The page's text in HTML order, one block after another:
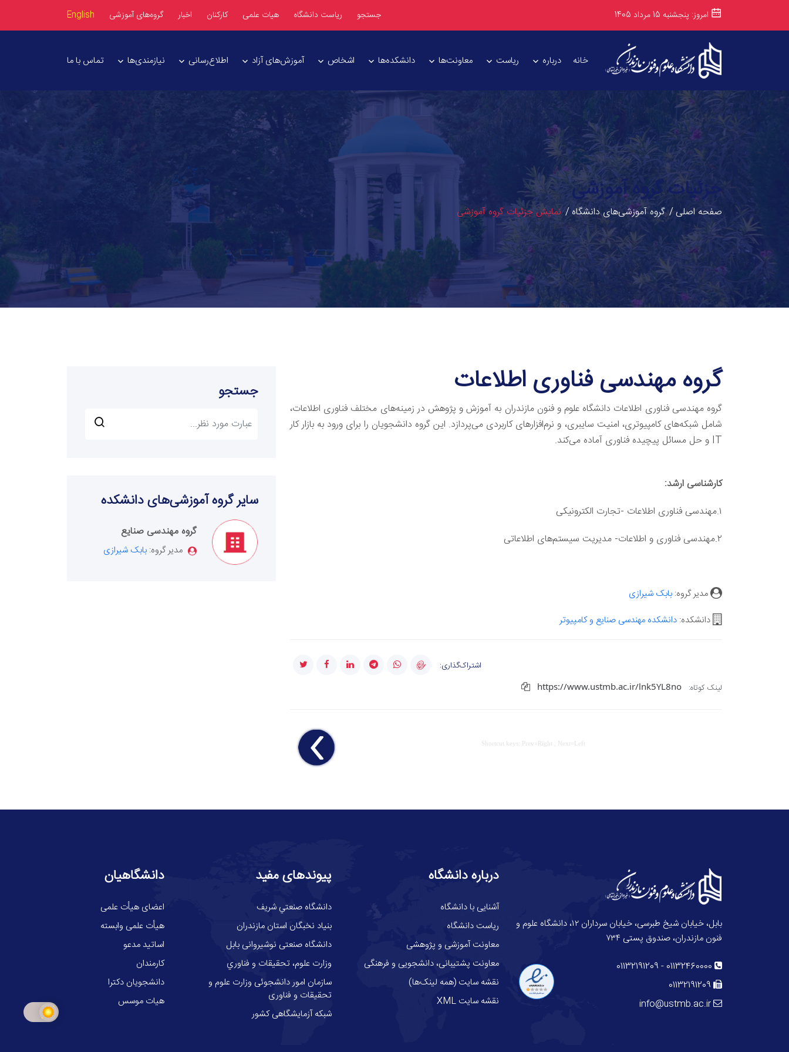
امروز: پنجشنبه 15 مرداد 1405 جستجو ریاست دانشگاه هیات علمی کارکنان اخبار گروه‌های آموزشی English
خانه درباره ریاست معاونت‌ها دانشکده‌ها اشخاص آموزش‌های آزاد اطلاع‌رسانی نیازمندی‌ها تماس با ما
جزئیات گروه آموزشی
صفحه اصلی گروه آموزشی‌های دانشگاه نمایش جزئیات گروه آموزشی
گروه مهندسی فناوری اطلاعات
گروه مهندسی فناوری اطلاعات دانشگاه علوم و فنون مازندران به آموزش و پژوهش در زمینه‌های مختلف فناوری اطلاعات،
شامل شبکه‌های کامپیوتری، امنیت سایبری، و نرم‌افزارهای کاربردی می‌پردازد. این گروه دانشجویان را برای ورود به بازار کار
IT و حل مسائل پیچیده فناوری آماده می‌کند.
کارشناسی ارشد:
۱.مهندسی فناوری اطلاعات -تجارت الکترونیکی
۲.مهندسی فناوری و اطلاعات- مدیریت سیستم‌های اطلاعاتی
مدیر گروه: بابک شیرازی
دانشکده: دانشکده مهندسی صنایع و کامپیوتر
اشتراک‌گذاری:
لینک کوتاه:
https://www.ustmb.ac.ir/lnk5YL8no
Shortcut keys: Prev=Right , Next=Left
جستجو
سایر گروه آموزشی‌های دانشکده
گروه مهندسی صنایع
مدیر گروه: بابک شیرازی
بابل، خیابان شیخ طبرسی، خیابان سرداران ۱۲، دانشگاه علوم و
فنون مازندران، صندوق پستی ۷۳۴
01132460000
-
01132191209
01132191209
info@ustmb.ac.ir
درباره دانشگاه
آشنایی با دانشگاه
ریاست دانشگاه
معاونت آموزشی و پژوهشی
معاونت پشتیبانی، دانشجویی و فرهنگی
نقشه سایت (همه لینک‌ها)
نقشه سایت XML
پیوندهای مفید
دانشگاه صنعتي شريف
بنیاد نخبگان استان مازندران
دانشگاه صنعتی نوشیروانی بابل
وزارت علوم، تحقيقات و فناوري
سازمان امور دانشجوئی وزارت علوم و
تحقیقات و فناوری
شبکه آزمایشگاهی کشور
دانشگاهیان
اعضای هیأت علمی
هیأت علمی وابسته
اساتید مدعو
کارمندان
دانشجویان دکترا
هیات موسس